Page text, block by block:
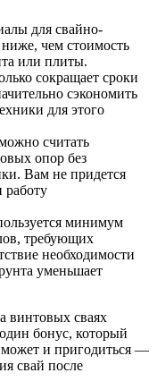
для свайно-
чем стоимость
или плиты.
сокращает сроки
сэкономить
для этого
считать
опор без
Вам не придется
работу
минимум
требующих
необходимости
уменьшает
винтовых сваях
бонус, который
может и пригодиться —
свай после